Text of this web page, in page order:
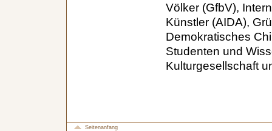
Völker (GfbV),
Künstler (AIDA),
Demokratisches
Studenten und
Kulturgesellschaft
Seitenanfang